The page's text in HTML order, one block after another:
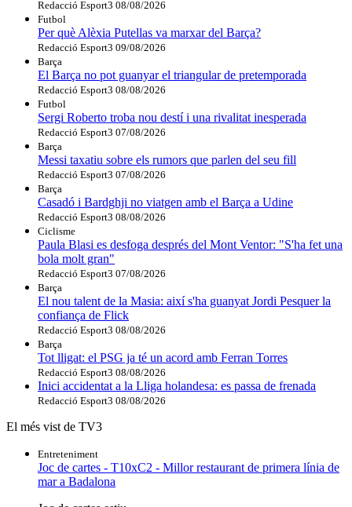
Redacció Esport3 08/08/2026
Futbol
Per què Alèxia Putellas va marxar del Barça?
Redacció Esport3 09/08/2026
Barça
El Barça no pot guanyar el triangular de pretemporada
Redacció Esport3 08/08/2026
Futbol
Sergi Roberto troba nou destí i una rivalitat inesperada
Redacció Esport3 07/08/2026
Barça
Messi taxatiu sobre els rumors que parlen del seu fill
Redacció Esport3 07/08/2026
Barça
Casadó i Bardghji no viatgen amb el Barça a Udine
Redacció Esport3 08/08/2026
Ciclisme
Paula Blasi es desfoga després del Mont Ventor: "S'ha fet una
bola molt gran"
Redacció Esport3 07/08/2026
Barça
El nou talent de la Masia: així s'ha guanyat Jordi Pesquer la
confiança de Flick
Redacció Esport3 08/08/2026
Barça
Tot lligat: el PSG ja té un acord amb Ferran Torres
Redacció Esport3 08/08/2026
Inici accidentat a la Lliga holandesa: es passa de frenada
Redacció Esport3 08/08/2026
El més vist de TV3
Entreteniment
Joc de cartes - T10xC2 - Millor restaurant de primera línia de
mar a Badalona